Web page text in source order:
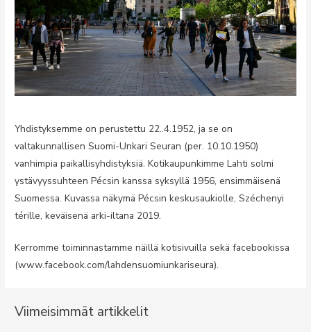
Yhdistyksemme on perustettu 22..4.1952, ja se on
valtakunnallisen Suomi-Unkari Seuran (per. 10.10.1950)
vanhimpia paikallisyhdistyksiä. Kotikaupunkimme Lahti solmi
ystävyyssuhteen Pécsin kanssa syksyllä 1956, ensimmäisenä
Suomessa. Kuvassa näkymä Pécsin keskusaukiolle, Széchenyi
térille, keväisenä arki-iltana 2019.
Kerromme toiminnastamme näillä kotisivuilla sekä facebookissa
(www.facebook.com/lahdensuomiunkariseura).
Viimeisimmät artikkelit